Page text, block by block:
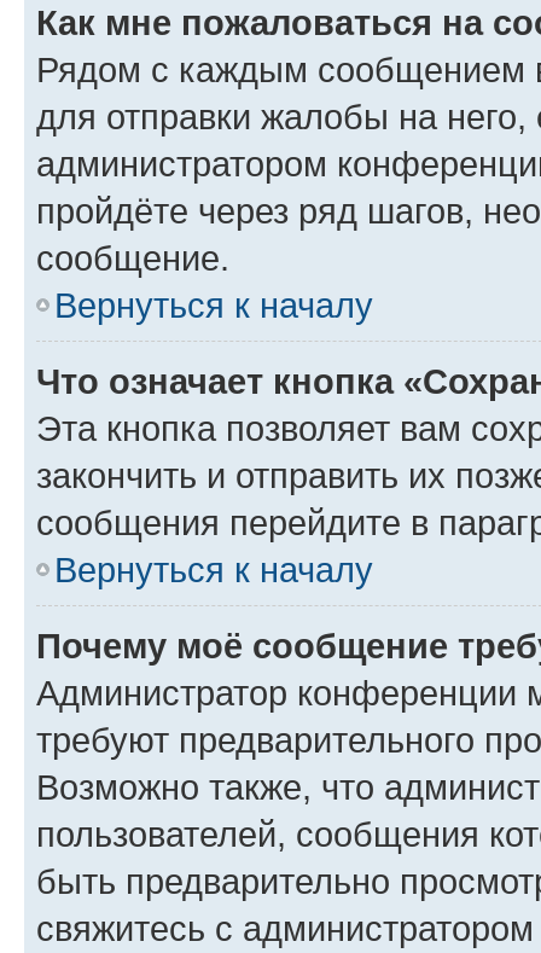
Как мне пожаловаться на
Рядом с каждым сообщением
для отправки жалобы на
администратором
пройдёте через ряд шагов,
сообщение.
Вернуться к началу
Что означает кнопка
Эта кнопка позволяет вам
закончить и отправить их
сообщения перейдите в
Вернуться к началу
Почему моё сообщение
Администратор конференции
требуют предварительного
Возможно также, что
пользователей, сообщения
быть предварительно
свяжитесь с